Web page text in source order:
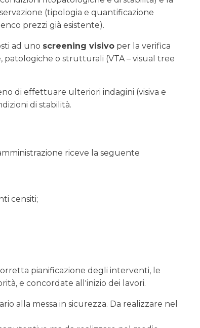
(tipologia e quantificazione
prezzi già esistente).
ad uno screening visivo per la verifica
o strutturali (VTA – visual tree
di effettuare ulteriori indagini (visiva e
di stabilità.
riceve la seguente
censiti;
pianificazione degli interventi, le
e concordate all'inizio dei lavori.
alla messa in sicurezza. Da realizzare nel